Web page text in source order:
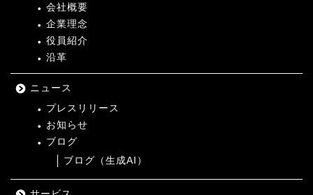
会社概要
企業理念
役員紹介
沿革
ニュース
プレスリリース
お知らせ
ブログ
ブログ（生成AI）